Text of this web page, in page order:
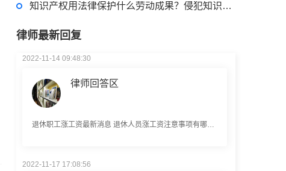
知识产权用法律保护什么劳动成果？侵犯知识产权赔偿标准是怎样的？
律师最新回复
2022-11-14 09:48:30
律师回答区
律师回答区